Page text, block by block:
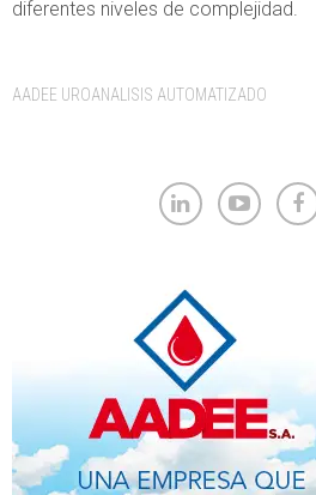
diferentes niveles de complejidad.
Tags:
AADEE UROANALISIS AUTOMATIZADO